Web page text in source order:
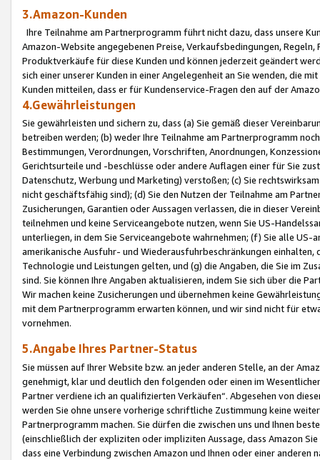
3.Amazon-Kunden
Ihre Teilnahme am Partnerprogramm führt nicht dazu, dass unsere
Amazon-Website angegebenen Preise, Verkaufsbedingungen,
Produktverkäufe für diese Kunden und können jederzeit geändert
sich einer unserer Kunden in einer Angelegenheit an Sie wenden, die
Kunden mitteilen, dass er für Kundenservice-Fragen den auf der
4.Gewährleistungen
Sie gewährleisten und sichern zu, dass (a) Sie gemäß dieser
betreiben werden; (b) weder Ihre Teilnahme am Partnerprogramm
Bestimmungen, Verordnungen, Vorschriften, Anordnungen,
Gerichtsurteile und -beschlüsse oder andere Auflagen einer für Sie
Datenschutz, Werbung und Marketing) verstoßen; (c) Sie
nicht geschäftsfähig sind); (d) Sie den Nutzen der Teilnahme am
Zusicherungen, Garantien oder Aussagen verlassen, die in dieser
teilnehmen und keine Serviceangebote nutzen, wenn Sie US-
unterliegen, in dem Sie Serviceangebote wahrnehmen; (f) Sie alle
amerikanische Ausfuhr- und Wiederausfuhrbeschränkungen
Technologie und Leistungen gelten, und (g) die Angaben, die Sie im
sind. Sie können Ihre Angaben aktualisieren, indem Sie sich über die
Wir machen keine Zusicherungen und übernehmen keine
mit dem Partnerprogramm erwarten können, und wir sind nicht für
vornehmen.
5.Angabe Ihres Partner-Status
Sie müssen auf Ihrer Website bzw. an jeder anderen Stelle, an der
genehmigt, klar und deutlich den folgenden oder einen im
Partner verdiene ich an qualifizierten Verkäufen“. Abgesehen von
werden Sie ohne unsere vorherige schriftliche Zustimmung keine
Partnerprogramm machen. Sie dürfen die zwischen uns und Ihnen
(einschließlich der expliziten oder impliziten Aussage, dass Amazon
dass eine Verbindung zwischen Amazon und Ihnen oder einer